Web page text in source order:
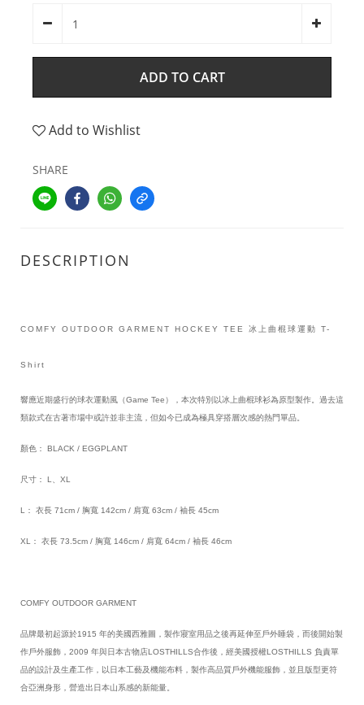
ADD TO CART
Add to Wishlist
SHARE
DESCRIPTION
COMFY OUTDOOR GARMENT HOCKEY TEE 冰上曲棍球運動 T-
Shirt
響應近期盛行的球衣運動風（Game Tee），本次特別以冰上曲棍球衫為原型製作。過去這
類款式在古著市場中或許並非主流，但如今已成為極具穿搭層次感的熱門單品。
顏色： BLACK / EGGPLANT
尺寸： L、XL
L： 衣長 71cm / 胸寬 142cm / 肩寬 63cm / 袖長 45cm
XL： 衣長 73.5cm / 胸寬 146cm / 肩寬 64cm / 袖長 46cm
COMFY OUTDOOR GARMENT
品牌最初起源於1915 年的美國西雅圖，製作寢室用品之後再延伸至戶外睡袋，而後開始製
作戶外服飾，2009 年與日本古物店LOSTHILLS合作後，經美國授權LOSTHILLS 負責單
品的設計及生產工作，以日本工藝及機能布料，製作高品質戶外機能服飾，並且版型更符
合亞洲身形，營造出日本山系感的新能量。